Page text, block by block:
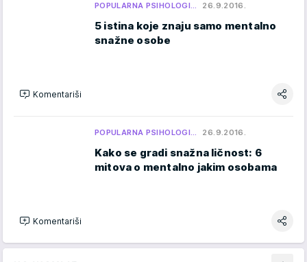
POPULARNA PSIHOLOGI… 26.9.2016.
5 istina koje znaju samo mentalno
snažne osobe
Komentariši
POPULARNA PSIHOLOGI… 26.9.2016.
Kako se gradi snažna ličnost: 6
mitova o mentalno jakim osobama
Komentariši